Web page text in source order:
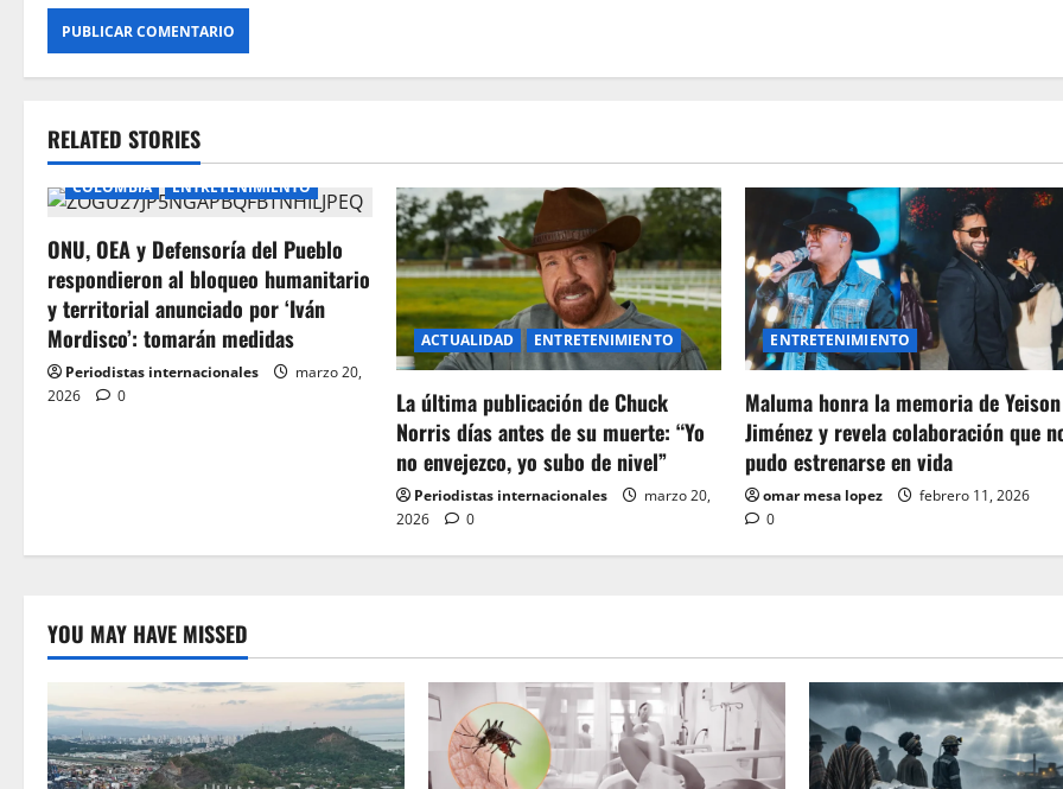
RELATED STORIES
COLOMBIA ENTRETENIMIENTO
ONU, OEA y Defensoría del Pueblo
respondieron al bloqueo humanitario
y territorial anunciado por ‘Iván
Mordisco’: tomarán medidas
Periodistas internacionales
marzo 20,
2026
0
ACTUALIDAD ENTRETENIMIENTO
La última publicación de Chuck
Norris días antes de su muerte: “Yo
no envejezco, yo subo de nivel”
Periodistas internacionales
marzo 20,
2026
0
ENTRETENIMIENTO
Maluma honra la memoria de Yeison
Jiménez y revela colaboración que
pudo estrenarse en vida
omar mesa lopez
febrero 11, 2026
0
YOU MAY HAVE MISSED